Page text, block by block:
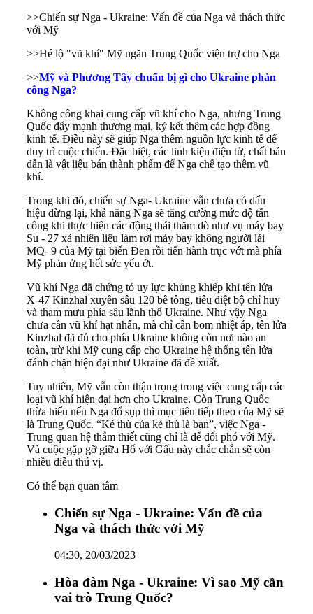
>>Chiến sự Nga - Ukraine: Vấn đề của Nga và thách thức
với Mỹ
>>Hé lộ "vũ khí" Mỹ ngăn Trung Quốc viện trợ cho Nga
>>Mỹ và Phương Tây chuẩn bị gì cho Ukraine phản
công Nga?
Không công khai cung cấp vũ khí cho Nga, nhưng Trung
Quốc đẩy mạnh thương mại, ký kết thêm các hợp đồng
kinh tế. Điều này sẽ giúp Nga thêm nguồn lực kinh tế để
duy trì cuộc chiến. Đặc biệt, các linh kiện điện tử, chất bán
dẫn là vật liệu bán thành phẩm để Nga chế tạo thêm vũ
khí.
Trong khi đó, chiến sự Nga- Ukraine vẫn chưa có dấu
hiệu dừng lại, khả năng Nga sẽ tăng cường mức độ tấn
công khi thực hiện các động thái thăm dò như vụ máy bay
Su - 27 xả nhiên liệu làm rơi máy bay không người lái
MQ- 9 của Mỹ tại biển Đen rồi tiến hành trục vớt mà phía
Mỹ phản ứng hết sức yếu ớt.
Vũ khí Nga đã chứng tỏ uy lực khủng khiếp khi tên lửa
X-47 Kinzhal xuyên sâu 120 bê tông, tiêu diệt bộ chỉ huy
và tham mưu phía sâu lãnh thổ Ukraine. Như vậy Nga
chưa cần vũ khí hạt nhân, mà chỉ cần bom nhiệt áp, tên lửa
Kinzhal đã đủ cho phía Ukraine không còn nơi nào an
toàn, trừ khi Mỹ cung cấp cho Ukraine hệ thống tên lửa
đánh chặn hiện đại như Ukraine đã đề xuất.
Tuy nhiên, Mỹ vẫn còn thận trọng trong việc cung cấp các
loại vũ khí hiện đại hơn cho Ukraine. Còn Trung Quốc
thừa hiểu nếu Nga đổ sụp thì mục tiêu tiếp theo của Mỹ sẽ
là Trung Quốc. “Kẻ thù của kẻ thù là bạn”, việc Nga -
Trung quan hệ thắm thiết cũng chỉ là để đối phó với Mỹ.
Và cuộc gặp gỡ giữa Hổ với Gấu này chắc chắn sẽ còn
nhiều điều thú vị.
Có thể bạn quan tâm
Chiến sự Nga - Ukraine: Vấn đề của
Nga và thách thức với Mỹ
04:30, 20/03/2023
Hòa đàm Nga - Ukraine: Vì sao Mỹ cần
vai trò Trung Quốc?